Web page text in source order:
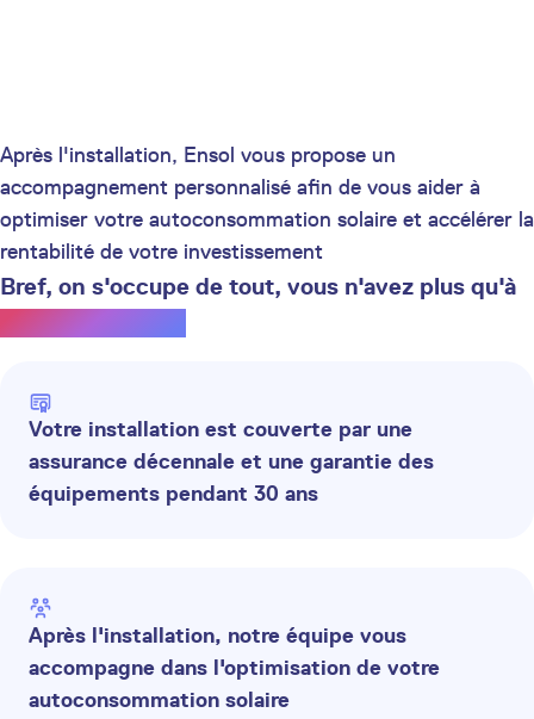
Après l'installation, Ensol vous propose un
accompagnement personnalisé afin de vous aider à
optimiser votre autoconsommation solaire et accélérer la
rentabilité de votre investissement
Bref, on s'occupe de tout, vous n'avez plus qu'à
profiter du soleil.
Votre installation est couverte par une
assurance décennale et une garantie des
équipements pendant 30 ans
Après l'installation, notre équipe vous
accompagne dans l'optimisation de votre
autoconsommation solaire